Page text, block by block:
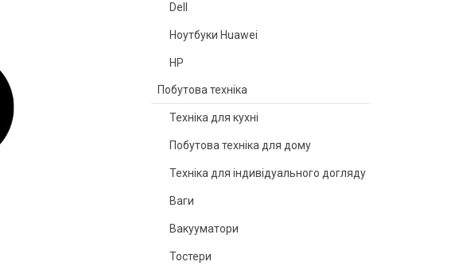
Dell
Ноутбуки Huawei
HP
Побутова техніка
Техніка для кухні
Побутова техніка для дому
Техніка для індивідуального догляду
Ваги
Вакууматори
Тостери